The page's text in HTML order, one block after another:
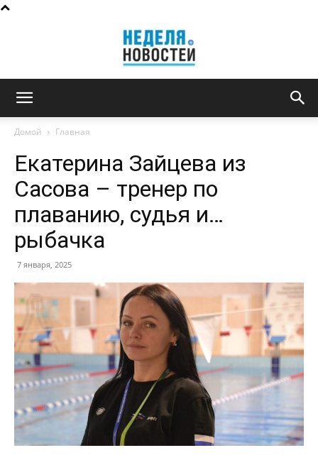
новостей
Домой Главная
Екатерина Зайцева из
Сасова – тренер по
плаванию, судья и…
рыбачка
7 января, 2025